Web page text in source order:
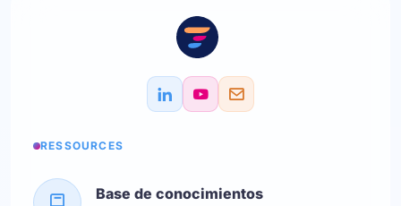
RESSOURCES
Base de conocimientos